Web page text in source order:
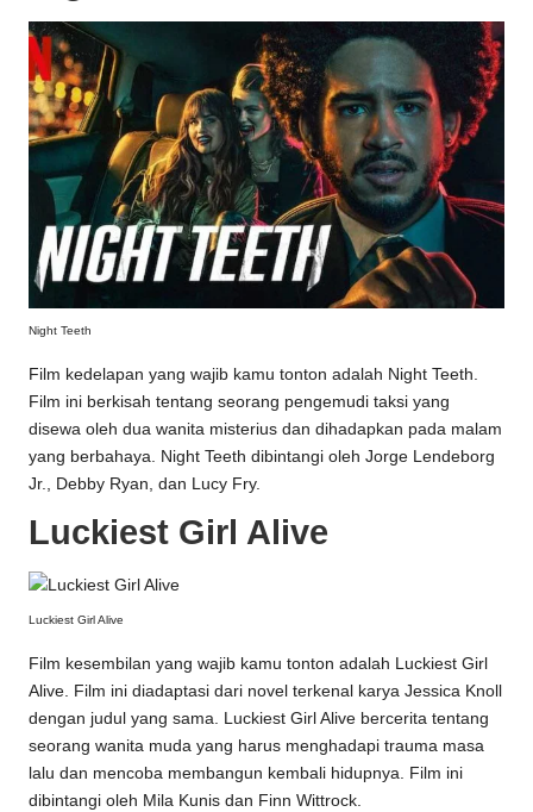
Night Teeth
Film kedelapan yang wajib kamu tonton adalah Night Teeth.
Film ini berkisah tentang seorang pengemudi taksi yang
disewa oleh dua wanita misterius dan dihadapkan pada malam
yang berbahaya. Night Teeth dibintangi oleh Jorge Lendeborg
Jr., Debby Ryan, dan Lucy Fry.
Luckiest Girl Alive
Luckiest Girl Alive
Film kesembilan yang wajib kamu tonton adalah Luckiest Girl
Alive. Film ini diadaptasi dari novel terkenal karya Jessica Knoll
dengan judul yang sama. Luckiest Girl Alive bercerita tentang
seorang wanita muda yang harus menghadapi trauma masa
lalu dan mencoba membangun kembali hidupnya. Film ini
dibintangi oleh Mila Kunis dan Finn Wittrock.